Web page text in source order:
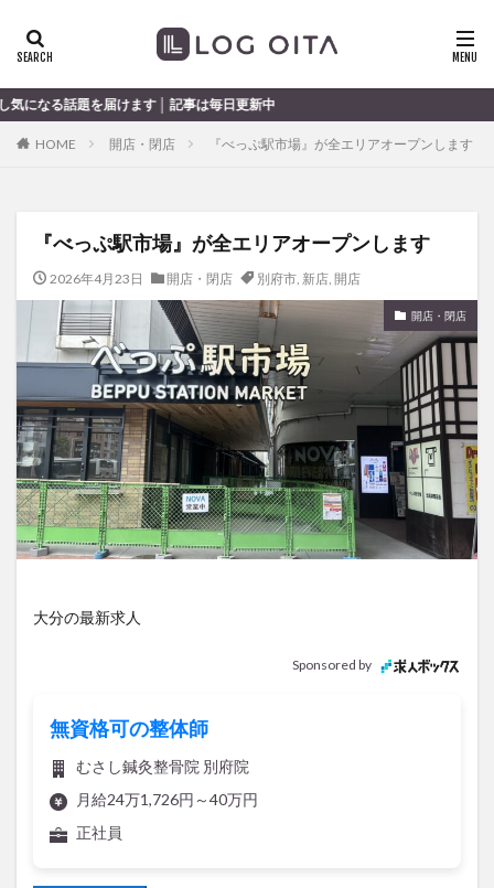
記事は毎日更新中
HOME 開店・閉店 『べっぷ駅市場』が全エリアオープンします
『べっぷ駅市場』が全エリアオープンします
2026年4月23日 開店・閉店 別府市, 新店, 開店
開店・閉店
大分の最新求人
Sponsored by
無資格可の整体師
むさし鍼灸整骨院 別府院
月給24万1,726円～40万円
正社員
ディナー
haishin
haisin haisnin hasihin
hasishin
hishin
hqaishin JR kaiten
line
OPA
Paypay PR TOKIPO
TOYOTA
あじさい
いちご うみたまご
おでかけ
お土産
お弁当 かき氷
からあげ
くじゅう連山
ねとらぼ
ひまわり
ふるさと納税
まとめ
みかん
むし湯
わさだタウン
わったん
アイススケート
アウトドア
アサイーボウル
アフリカンサファリ
アミュプラザおおいた
コンビニ
ジェラート
ジゴロック
ジャマイカ料理
ジャークチキン
スタバ
セレクトショップ
チキンカレー